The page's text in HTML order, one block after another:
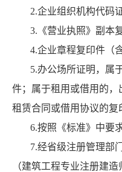
2.企业组织机构代码
3.《营业执照》副本
4.企业章程复印件（
5.办公场所证明，属
件；属于租用或借用的
租赁合同或借用协议的复
6.按照《标准》中要
7.经省级注册管理部
（建筑工程专业注册建